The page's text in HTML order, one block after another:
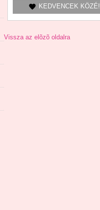
KEDVENCEK KÖZÉ!
Vissza az elõzõ oldalra